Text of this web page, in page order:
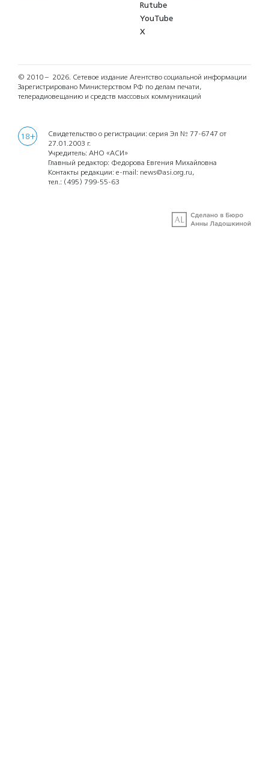
Rutube
YouTube
X
© 2010 – 2026. Сетевое издание Агентство социальной информации
Зарегистрировано Министерством РФ по делам печати,
телерадиовещанию и средств массовых коммуникаций
18+
Свидетельство о регистрации: серия Эл № 77-6747 от
27.01.2003 г.
Учредитель: АНО «АСИ»
Главный редактор: Федорова Евгения Михайловна
Контакты редакции: e-mail: news@asi.org.ru,
тел.: (495) 799-55-63